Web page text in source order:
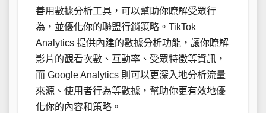
善用數據分析工具，可以幫助你瞭解受眾行
為，並優化你的聯盟行銷策略。TikTok
Analytics 提供內建的數據分析功能，讓你瞭解
影片的觀看次數、互動率、受眾特徵等資訊，
而 Google Analytics 則可以更深入地分析流量
來源、使用者行為等數據，幫助你更有效地優
化你的內容和策略。